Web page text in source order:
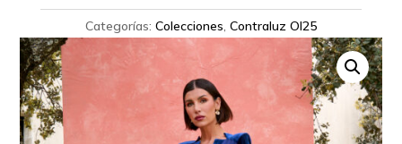
Categorías: Colecciones, Contraluz OI25